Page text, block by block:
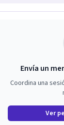
Envía un
Coordina una
Ver